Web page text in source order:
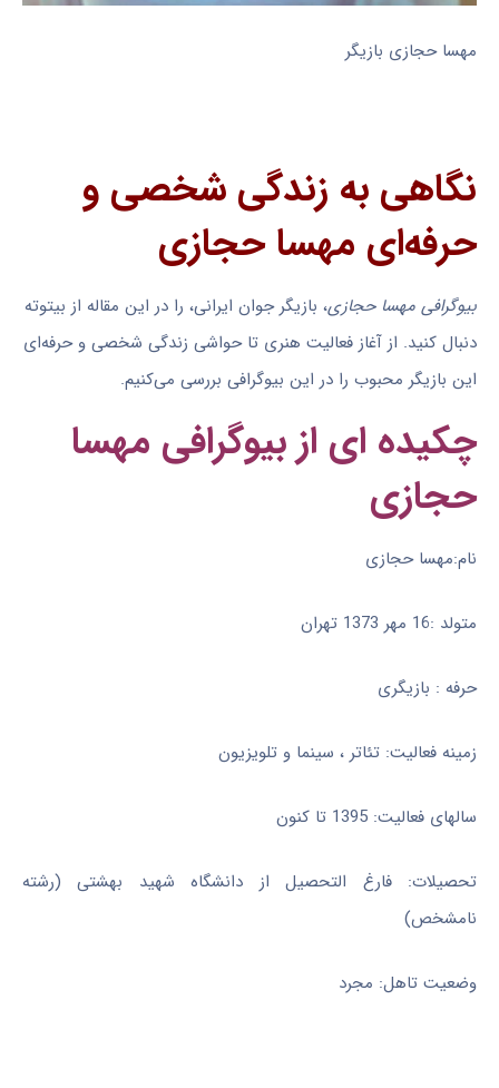
مهسا حجازی بازیگر
نگاهی به زندگی شخصی و
حرفه‌ای مهسا حجازی
بیوگرافی مهسا حجازی، بازیگر جوان ایرانی، را در این مقاله از بیتوته
دنبال کنید. از آغاز فعالیت هنری تا حواشی زندگی شخصی و حرفه‌ای
این بازیگر محبوب را در این بیوگرافی بررسی می‌کنیم.
چکیده ای از بیوگرافی مهسا
حجازی
نام:مهسا حجازی
متولد :16 مهر 1373 تهران
حرفه : بازیگری
زمینه فعالیت: تئاتر ، سینما و تلویزیون
سالهای فعالیت: 1395 تا کنون
تحصیلات: فارغ التحصیل از دانشگاه شهید بهشتی (رشته
نامشخص)
وضعیت تاهل: مجرد